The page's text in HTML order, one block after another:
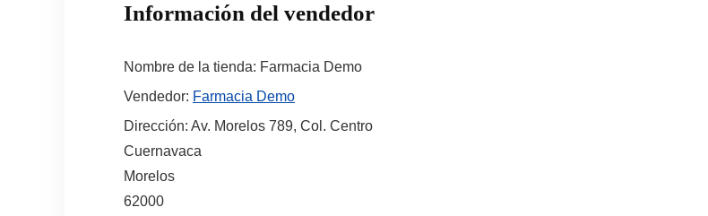
Información del vendedor
Nombre de la tienda: Farmacia Demo
Vendedor: Farmacia Demo
Dirección: Av. Morelos 789, Col. Centro
Cuernavaca
Morelos
62000